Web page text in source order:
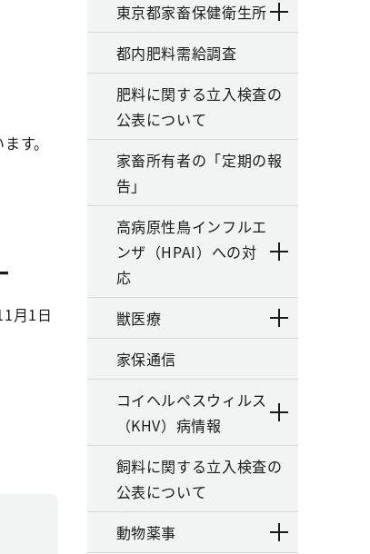
す。
月1日
東京都家畜保健衛生所
都内肥料需給調査
肥料に関する立入検査の
公表について
家畜所有者の「定期の報
告」
高病原性鳥インフルエ
ンザ（HPAI）への対
応
獣医療
家保通信
コイヘルペスウィルス
（KHV）病情報
飼料に関する立入検査の
公表について
動物薬事